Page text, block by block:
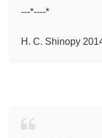
---*----*
H. C. Shinopy